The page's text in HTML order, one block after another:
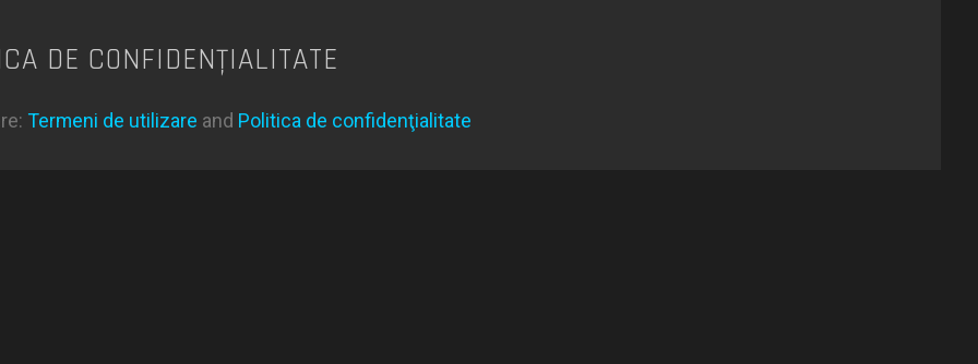
DE CONFIDENŢIALITATE
Termeni de utilizare and Politica de confidenţialitate